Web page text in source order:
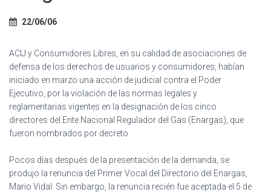
22/06/06
ACIJ y Consumidores Libres, en su calidad de asociaciones de
defensa de los derechos de usuarios y consumidores, habían
iniciado en marzo una acción de judicial contra el Poder
Ejecutivo, por la violación de las normas legales y
reglamentarias vigentes en la designación de los cinco
directores del Ente Nacional Regulador del Gas (Enargas), que
fueron nombrados por decreto.
Pocos días después de la presentación de la demanda, se
produjo la renuncia del Primer Vocal del Directorio del Enargas,
Mario Vidal. Sin embargo, la renuncia recién fue aceptada el 5 de